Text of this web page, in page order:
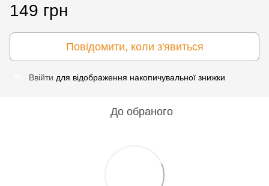
149 грн
Повідомити, коли з'явиться
Ввійти для відображення накопичувальної знижки
До обраного